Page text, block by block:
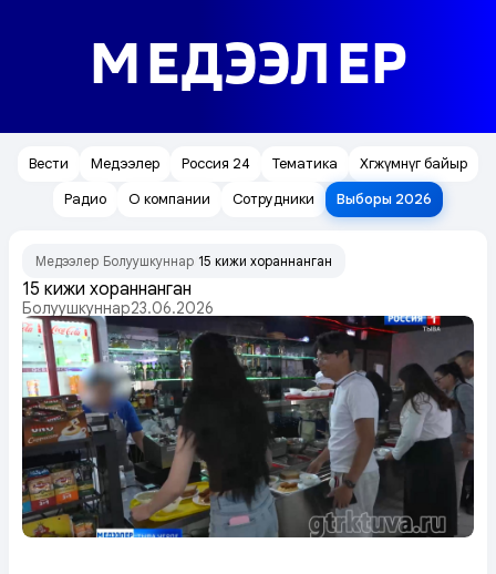
МЕДЭЭЛЕР
Вести Медээлер Россия 24 Тематика
Хөгжүмнүг байыр
Радио
О компании Сотрудники Выборы 2026
Медээлер Болуушкуннар 15 кижи хораннанган
15 кижи хораннанган
Болуушкуннар23.06.2026